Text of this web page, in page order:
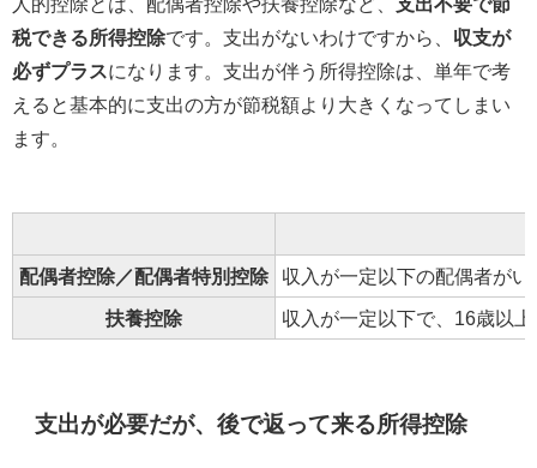
税できる所得控除です。支出がないわけですから、 収支が
必ずプラスになります。支出が伴う所得控除は、単年で考
えると基本的に支出の方が節税額より大きくなってしまい
ます。
配偶者控除／配偶者特別控除 収入が一定以下の配偶者が
扶養控除 収入が一定以下で、16歳以
支出が必要だが、後で返って来る所得控除